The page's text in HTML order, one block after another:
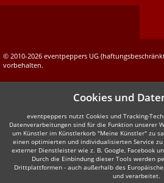
© 2010-2026 eventpeppers UG
vorbehalten.
Cookies und
eventpeppers nutzt Cookies und Tracking-
Datenverarbeitungen sind für die Funktion unserer
um Künstler im Künstlerkorb "Meine Künstler" zu
einen optimierten und individualisierten Service
externer Dienstleister wie z. B. Google, Facebook
Durch die Einbindung dieser Tools werden
Drittplattformen - auch außerhalb des
und verarbeitet.